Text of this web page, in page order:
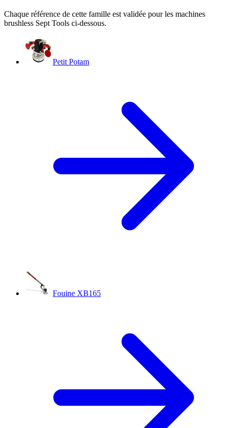
Chaque référence de cette famille est validée pour les machines
brushless Sept Tools ci-dessous.
Petit Potam
Fouine XB165